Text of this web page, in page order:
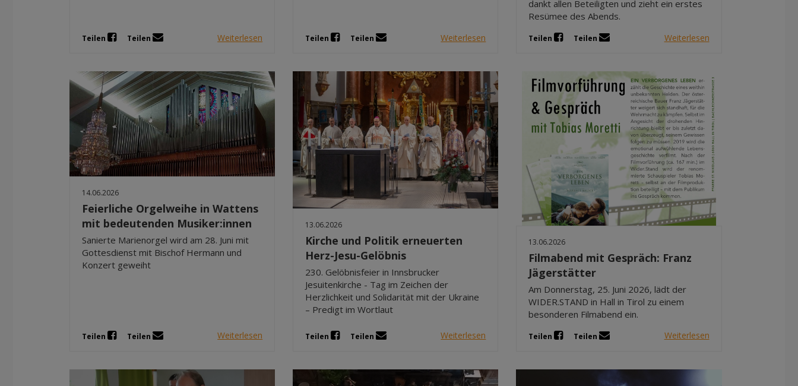
Teilen Teilen Weiterlesen Teilen Teilen Weiterlesen
dankt allen Beteiligten und zieht ein erstes
Resümee des Abends.
Teilen Teilen Weiterlesen
14.06.2026
Feierliche Orgelweihe in Wattens
mit bedeutenden Musiker:innen
Sanierte Marienorgel wird am 28. Juni mit
Gottesdienst mit Bischof Hermann und
Konzert geweiht
Teilen Teilen Weiterlesen
13.06.2026
Kirche und Politik erneuerten
Herz-Jesu-Gelöbnis
230. Gelöbnisfeier in Innsbrucker
Jesuitenkirche - Tag im Zeichen der
Herzlichkeit und Solidarität mit der Ukraine
– Predigt im Wortlaut
Teilen Teilen Weiterlesen
13.06.2026
Filmabend mit Gespräch: Franz
Jägerstätter
Am Donnerstag, 25. Juni 2026, lädt der
WIDER.STAND in Hall in Tirol zu einem
besonderen Filmabend ein.
Teilen Teilen Weiterlesen